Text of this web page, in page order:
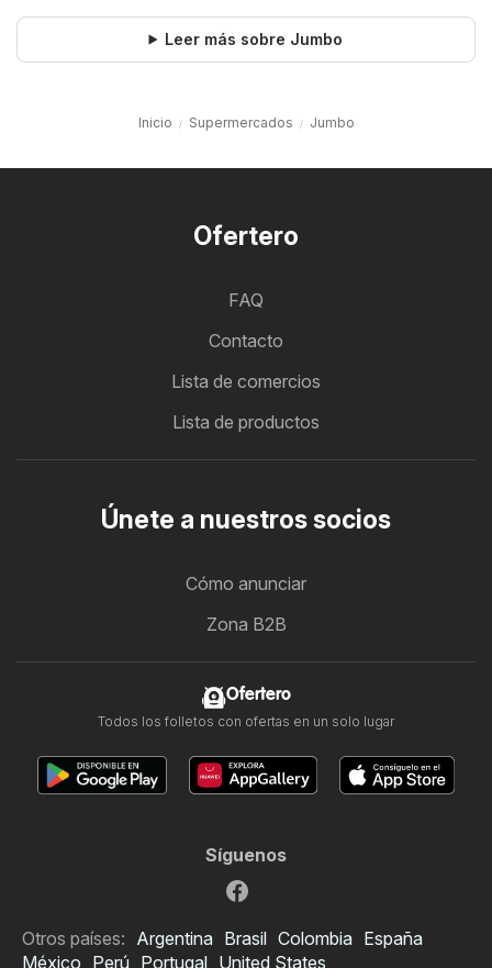
Leer más sobre Jumbo
Inicio Supermercados Jumbo
Ofertero
FAQ
Contacto
Lista de comercios
Lista de productos
Únete a nuestros socios
Cómo anunciar
Zona B2B
Ofertero
Todos los folletos con ofertas en un solo lugar
Síguenos
Otros países: Argentina Brasil Colombia España
México Perú Portugal United States